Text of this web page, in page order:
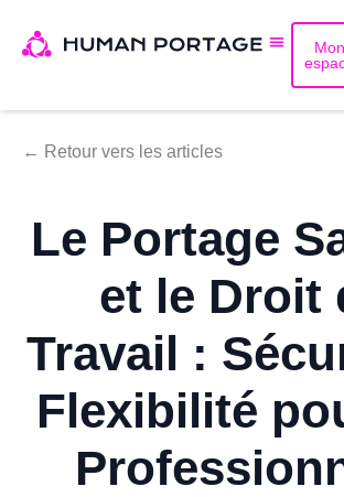
Mon
← Retour vers les articles
Le Portage
et le Droit
Travail :
Flexibilité